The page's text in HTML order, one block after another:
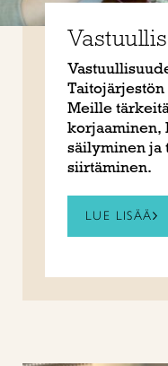
Meille
korjaaminen,
säilyminen ja
siirtäminen.
LUE LISÄÄ